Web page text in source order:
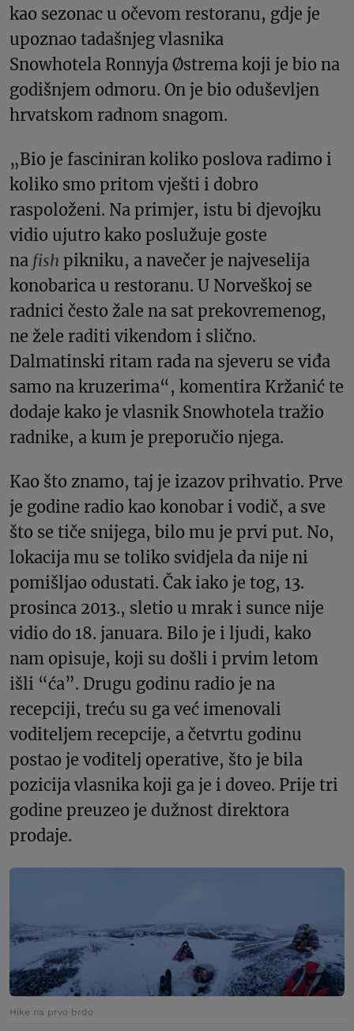
kao sezonac u očevom restoranu, gdje je
upoznao tadašnjeg vlasnika
Snowhotela Ronnyja Østrema koji je bio na
godišnjem odmoru. On je bio oduševljen
hrvatskom radnom snagom.
„Bio je fasciniran koliko poslova radimo i
koliko smo pritom vješti i dobro
raspoloženi. Na primjer, istu bi djevojku
vidio ujutro kako poslužuje goste
na fish pikniku, a navečer je najveselija
konobarica u restoranu. U Norveškoj se
radnici često žale na sat prekovremenog,
ne žele raditi vikendom i slično.
Dalmatinski ritam rada na sjeveru se viđa
samo na kruzerima“, komentira Kržanić te
dodaje kako je vlasnik Snowhotela tražio
radnike, a kum je preporučio njega.
Kao što znamo, taj je izazov prihvatio. Prve
je godine radio kao konobar i vodič, a sve
što se tiče snijega, bilo mu je prvi put. No,
lokacija mu se toliko svidjela da nije ni
pomišljao odustati. Čak iako je tog, 13.
prosinca 2013., sletio u mrak i sunce nije
vidio do 18. januara. Bilo je i ljudi, kako
nam opisuje, koji su došli i prvim letom
išli “ća”. Drugu godinu radio je na
recepciji, treću su ga već imenovali
voditeljem recepcije, a četvrtu godinu
postao je voditelj operative, što je bila
pozicija vlasnika koji ga je i doveo. Prije tri
godine preuzeo je dužnost direktora
prodaje.
Hike na prvo brdo